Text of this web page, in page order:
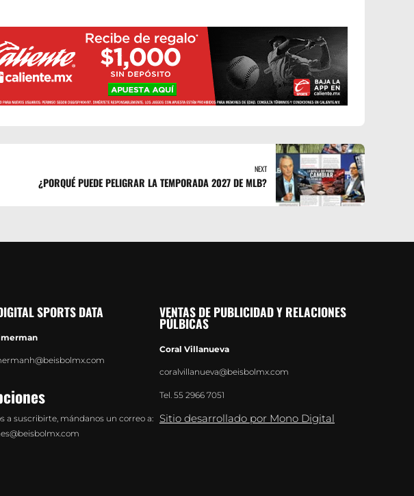
NEXT
¿PORQUÉ PUEDE PELIGRAR LA TEMPORADA 2027 DE MLB?
SPORTS DATA
a suscribirte, mándanos un correo a:
VENTAS DE PUBLICIDAD Y RELACIONES
PÚLBICAS
Coral Villanueva
coralvillanueva@beisbolmx.com
Tel. 55 2966 7051
Sitio desarrollado por Mono Digital